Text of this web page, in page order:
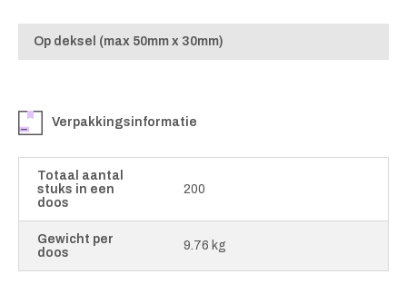
Op deksel (max 50mm x 30mm)
Verpakkingsinformatie
Totaal aantal
stuks in een
doos
200
Gewicht per
doos
9.76 kg